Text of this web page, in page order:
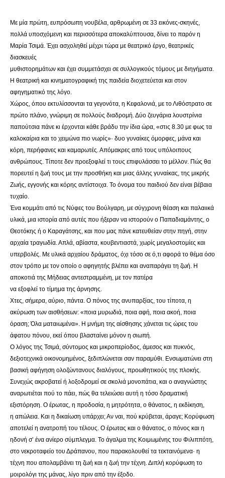
Με μία πρώτη, ευπρόσωπη νουβέλα, αρθρωμένη σε 33 εικόνες-σκηνές,
πολλά υποσχόμενη και περισσότερα αποκαλύπτουσα, δίνει το παρόν η
Μαρία Τσιμά. Έχει ασχοληθεί μέχρι τώρα με θεατρικό έργο, θεατρικές
διασκευές
μυθιστορημάτων και έχει συμμετάσχει σε συλλογικούς τόμους με διηγήματα.
Η θεατρική και κινηματογραφική της παιδεία διοχετεύεται και στον
αφηγηματικό της λόγο.
Χώρος, όπου εκτυλίσσονται τα γεγονότα, η Κεφαλονιά, με το Λιθόστρατο σε
πρώτο πλάνο, γνώριμη σε πολλούς διαδρομή. Δύο ζευγάρια λουστρίνια
παπούτσια πάνε κι έρχονται κάθε βράδυ την ίδια ώρα, «στις 8.30 με φως τα
καλοκαίρια και το χειμώνα πιο νωρίς»· δυο γυναίκες όμορφες, μάνα και
κόρη, περήφανες και καμαρωτές. Απόμακρες από τους υπόλοιπους
ανθρώπους. Τίποτε δεν προεξοφλεί τι τους επιφυλάσσει το μέλλον. Πώς θα
πορευτεί η ζωή τους με την προσθήκη και μιας άλλης γυναίκας, της μικρής
Ζωής, εγγονής και κόρης αντίστοιχα. Το όνομα του παιδιού δεν είναι βέβαια
τυχαίο.
Ένα κομμάτι από τις Νύφες του Βούλγαρη, με σύγχρονη θέαση και παλαιικά
υλικά, μια ιστορία από αυτές που ήξεραν να ιστορούν ο Παπαδιαμάντης, ο
Θεοτόκης ή ο Καραγάτσης, και που μας πάνε κατευθείαν στην πηγή, στην
αρχαία τραγωδία. Απλά, αβίαστα, κουβεντιαστά, χωρίς μεγαλοστομίες και
υπερβολές. Με υλικά αρχαίου δράματος, όχι τόσο σε ό,τι αφορά το θέμα όσο
στον τρόπο με τον οποίο ο αφηγητής βλέπει και αναπαράγει τη ζωή. Η
αποκοτιά της Μήδειας αντεστραμμένη, με τον πατέρα
να εξοφλεί το τίμημα της άρνησης.
Χτες, σήμερα, αύριο, πάντα. Ο πόνος της ανυπαρξίας, του τίποτα, η
ακύρωση των αισθήσεων: «ποια μυρωδιά, ποια αφή, ποια ακοή, ποια
όραση; Όλα ματαιωμένα». Η μνήμη της αίσθησης χάνεται τις ώρες του
άφατου πόνου, εκεί όπου βλασταίνει μόνον η σιωπή.
Ο λόγος της Τσιμά, σύντομος και μικροπερίοδος, άμεσος και πυκνός,
δεξιοτεχνικά οικονομημένος, ξεδιπλώνεται σαν παραμύθι. Ενσωματώνει στη
βασική αφήγηση ολοζώντανους διαλόγους, προωθητικούς της πλοκής.
Συνεχώς ακροβατεί ή λοξοδρομεί σε σκολιά μονοπάτια, και ο αναγνώστης
αναρωτιέται πού το πάει, πώς θα τελειώσει αυτή η τόσο δραματική
εξιστόρηση. Ο έρωτας, η προδοσία, η μητρότητα, ο θάνατος, η εκδίκηση,
η απώλεια. Και η δικαίωση υπάρχει; Αν ναι, πού κρύβεται, άραγε; Κορύφωση
αποτελεί η ανατροπή του τέλους. Ο έρωτας και ο θάνατος, ο πόνος και η
ηδονή σ’ ένα ανίερο σύμπλεγμα. Το άγαλμα της Κοιμωμένης του Φιλιππότη,
στο νεκροταφείο του Δράπανου, που παρακολουθεί τα τεκταινόμενα· η
τέχνη που απολαμβάνει τη ζωή και η ζωή την τέχνη. Διπλή κορύφωση το
μοιρολόγι της μάνας, λίγο πριν από την έξοδο.